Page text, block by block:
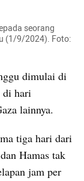
seorang
(1/9/2024). Foto:
dimulai di
di hari
lainnya.
tiga hari dari
Hamas tak
jam per